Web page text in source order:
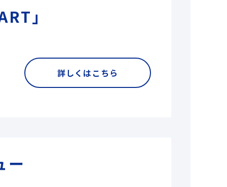
」
詳しくはこちら
ー